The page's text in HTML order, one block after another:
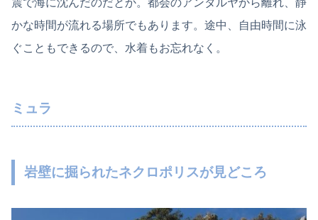
かな時間が流れる場所でもあります。途中、自由時間に泳
ぐこともできるので、水着もお忘れなく。
ミュラ
岩壁に掘られたネクロポリスが見どころ